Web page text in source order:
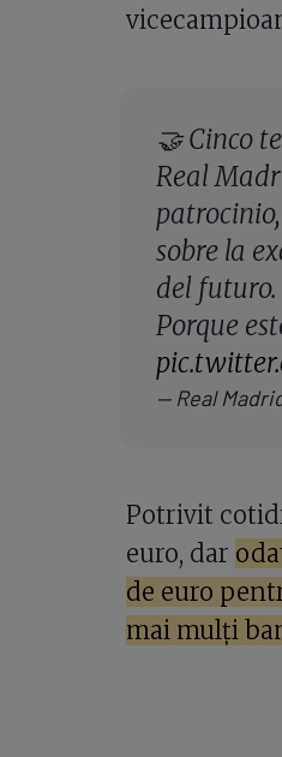
🤝 Cinco
Real
sobre la
del futuro.
Porque
— Real
Potrivit
euro, dar
de euro
mai mulți